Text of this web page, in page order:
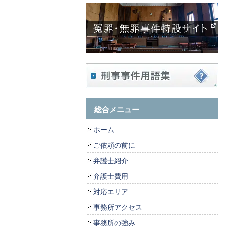
総合メニュー
ホーム
ご依頼の前に
弁護士紹介
弁護士費用
対応エリア
事務所アクセス
事務所の強み